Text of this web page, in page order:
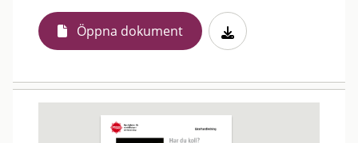
Öppna dokument